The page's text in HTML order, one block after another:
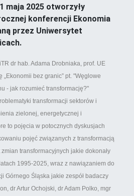
maja 2025 otworzyły
konferencji Ekonomia
przez Uniwersytet
dr hab. Adama Drobniaka, prof. UE
bez granic” pt. "Węglowe
- jak rozumieć transformację?"
transformacji sektorów i
zielonej, energetycznej i
to pojęcia w potocznych dyskusjach
pojęć związanych z transformacją
transformacyjnych jakie dokonały
1995-2025, wraz z nawiązaniem do
Górnego Śląska jakie zespół badaczy
dr Artur Ochojski, dr Adam Polko, mgr